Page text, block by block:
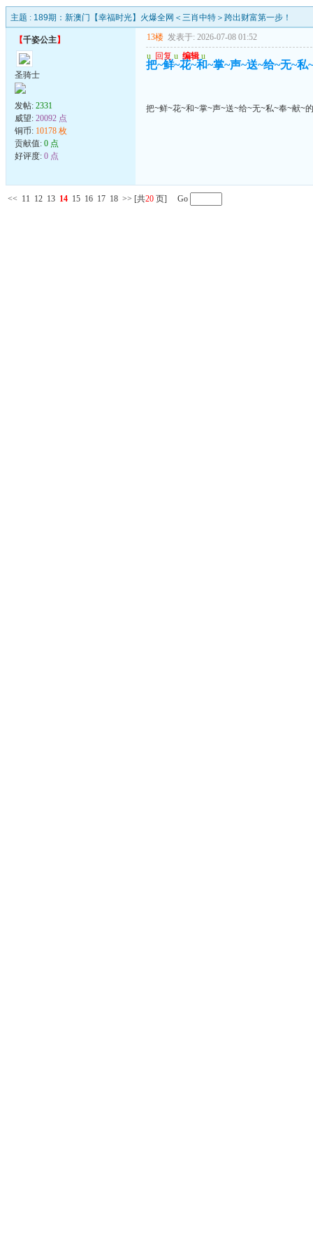
主题 : 189期：新澳门【幸福时光】火爆全网＜三肖中特＞跨出财富第一步！
【千姿公主】
圣骑士
发帖: 2331
威望: 20092 点
铜币: 10178 枚
贡献值: 0 点
好评度: 0 点
13楼 发表于: 2026-07-08 01:52
u 回复 u 编辑 u
把~鲜~花~和~掌~声~送~给~无~私
把~鲜~花~和~掌~声~送~给~无~私~奉~献~
<< 11 12 13 14 15 16 17 18 >> [共20 页] Go